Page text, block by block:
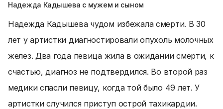
Надежда Кадышева с мужем и сыном
Надежда Кадышева чудом избежала смерти. В 30
лет у артистки диагностировали опухоль молочных
желез. Два года певица жила в ожидании смерти, к
счастью, диагноз не подтвердился. Во второй раз
медики спасли певицу, когда той было 49 лет. У
артистки случился приступ острой тахикардии.